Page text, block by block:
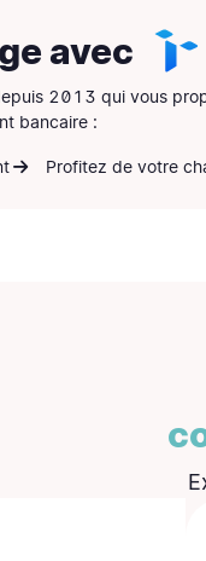
avec
2013 qui vous
bancaire :
Profitez de votre